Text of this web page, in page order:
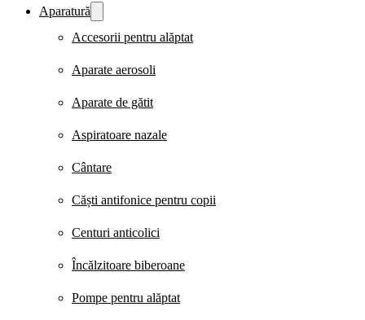
Aparatură
Accesorii pentru alăptat
Aparate aerosoli
Aparate de gătit
Aspiratoare nazale
Cântare
Căști antifonice pentru copii
Centuri anticolici
Încălzitoare biberoane
Pompe pentru alăptat